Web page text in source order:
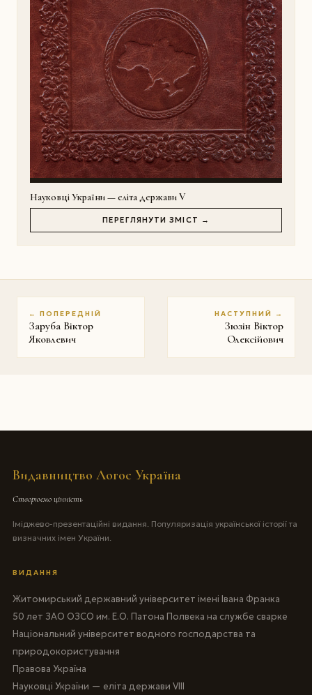
Науковці України — еліта держави V
ПЕРЕГЛЯНУТИ ЗМІСТ →
← ПОПЕРЕДНІЙ
Заруба Віктор
Яковлевич
НАСТУПНИЙ →
Зюзін Віктор
Олексійович
Видавництво Логос Україна
Створюємо цінність
Іміджево-презентаційні видання. Популяризація української історії та
визначних імен України.
ВИДАННЯ
Житомирський державний університет імені Івана Франка
50 лет ЗАО ОЗСО им. Е.О. Патона Полвека на службе сварке
Національний університет водного господарства та
природокористування
Правова Україна
Науковці України — еліта держави VIII